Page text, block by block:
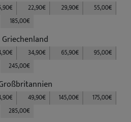
22,90€ 29,90€
55,00€
185,00€
Griechenland
34,90€ 65,90€
95,00€
245,00€
49,90€ 145,00€
175,00€
285,00€